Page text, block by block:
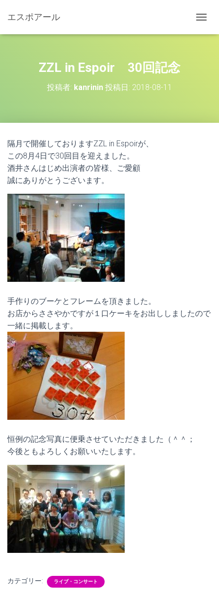
エスポアール
ビ
ZZL in Espoir 30回記念
投稿者: kanrinin 投稿日: 2018-08-11
隔月で開催しておりますZZL in Espoirが、
この8月4日で30回目を迎えました。
酒井さんはじめ出演者の皆様、ご愛顧
誠にありがとうございます。
手作りのブーケとフレームを頂きました。
お店からささやかですが１口ケーキをお出ししましたので
一緒に掲載します。
恒例の記念写真に便乗させていただきました（＾＾；
今後ともよろしくお願いいたします。
カテゴリー: ライブ・コンサート